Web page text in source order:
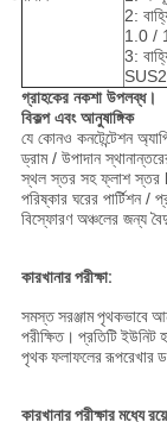
2:
1.0 /
3:
গ্রাহকের নকশা উপলব্ধ।
বিকল্প এবং আনুষাঙ্গিক
যে কোনও কনটেন্টেশন
ড্রাম / উপাদান
স্থল স্তর সহ ফ্লাশ
পরিষ্কার ঘরের পার্টিশন /
বিস্ফোরণ অঞ্চলের জন্য
কারখানার পরীক্ষা:
সমস্ত সরঞ্জাম পৃথকভাবে
পরীক্ষিত। প্রতিটি ইউনিট
পৃথক ফলাফলের রূপরেখার
কারখানার পরীক্ষার মধ্যে